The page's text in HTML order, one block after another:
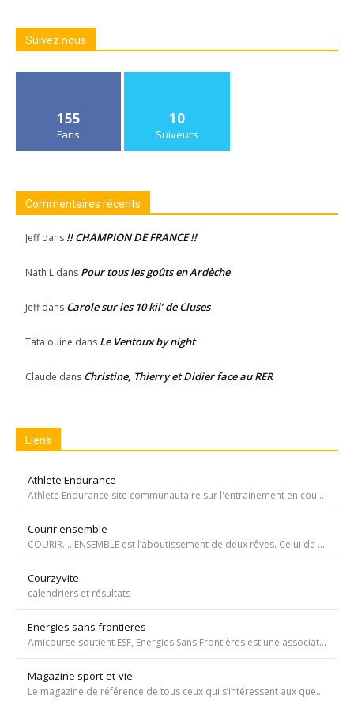
Suivez nous
155
Fans
10
Suiveurs
Commentaires récents
Jeffdans !! CHAMPION DE FRANCE !!
Nath L dans Pour tous les goûts en Ardèche
Jeffdans Carole sur les 10 kil’ de Cluses
Tata ouine dans Le Ventoux by night
Claude dans Christine, Thierry et Didier face au RER
Liens
Athlete Endurance
Athlete Endurance site communautaire sur l'entrainement en course à pied
Courir ensemble
COURIR…..ENSEMBLE est l’aboutissement de deux rêves. Celui de Tiffany qui, malgré une tumeur à la jambe voulait participer à la course de l’Escalade et celui de Carole, animatrice bénévole de l’atelier de bricolage du service d’oncopédiatrie de l’Hôpital
Courzyvite
calendriers et résultats
Energies sans frontieres
Amicourse soutient ESF, Energies Sans Frontières est une association ayant pour objet l'aide au développement des pays les plus pauvres en favorisant l'accès à l'eau et à l'électricité
Magazine sport-et-vie
Le magazine de référence de tous ceux qui s’intéressent aux questions d’entraînement, de nutrition, de dopage, de physiologie, de psychologie et de médecine du sport.